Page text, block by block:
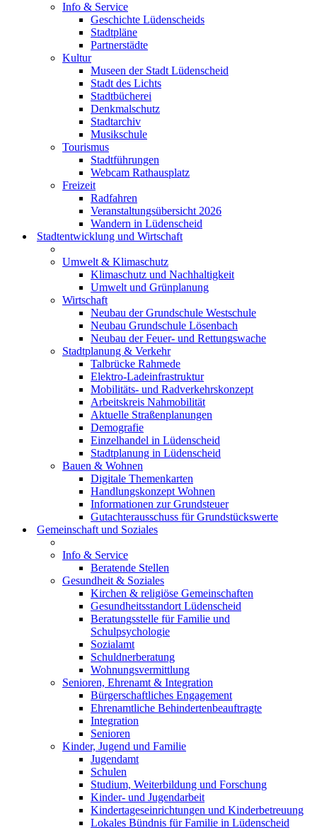
Info & Service
Geschichte Lüdenscheids
Stadtpläne
Partnerstädte
Kultur
Museen der Stadt Lüdenscheid
Stadt des Lichts
Stadtbücherei
Denkmalschutz
Stadtarchiv
Musikschule
Tourismus
Stadtführungen
Webcam Rathausplatz
Freizeit
Radfahren
Veranstaltungsübersicht 2026
Wandern in Lüdenscheid
Stadtentwicklung und Wirtschaft
Umwelt & Klimaschutz
Klimaschutz und Nachhaltigkeit
Umwelt und Grünplanung
Wirtschaft
Neubau der Grundschule Westschule
Neubau Grundschule Lösenbach
Neubau der Feuer- und Rettungswache
Stadtplanung & Verkehr
Talbrücke Rahmede
Elektro-Ladeinfrastruktur
Mobilitäts- und Radverkehrskonzept
Arbeitskreis Nahmobilität
Aktuelle Straßenplanungen
Demografie
Einzelhandel in Lüdenscheid
Stadtplanung in Lüdenscheid
Bauen & Wohnen
Digitale Themenkarten
Handlungskonzept Wohnen
Informationen zur Grundsteuer
Gutachterausschuss für Grundstückswerte
Gemeinschaft und Soziales
Info & Service
Beratende Stellen
Gesundheit & Soziales
Kirchen & religiöse Gemeinschaften
Gesundheitsstandort Lüdenscheid
Beratungsstelle für Familie und
Schulpsychologie
Sozialamt
Schuldnerberatung
Wohnungsvermittlung
Senioren, Ehrenamt & Integration
Bürgerschaftliches Engagement
Ehrenamtliche Behindertenbeauftragte
Integration
Senioren
Kinder, Jugend und Familie
Jugendamt
Schulen
Studium, Weiterbildung und Forschung
Kinder- und Jugendarbeit
Kindertageseinrichtungen und Kinderbetreuung
Lokales Bündnis für Familie in Lüdenscheid